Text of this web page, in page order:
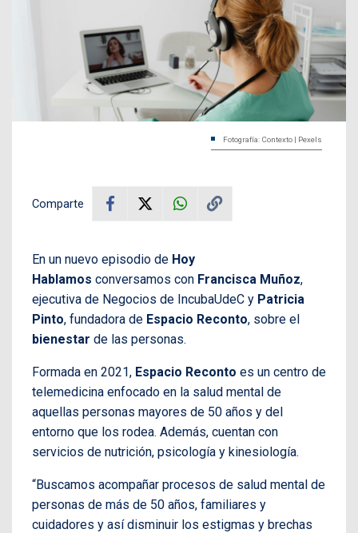
Fotografía: Contexto | Pexels
Comparte
En un nuevo episodio de Hoy
Hablamos conversamos con Francisca Muñoz,
ejecutiva de Negocios de IncubaUdeC y Patricia
Pinto, fundadora de Espacio Reconto, sobre el
bienestar de las personas.
Formada en 2021, Espacio Reconto es un centro de
telemedicina enfocado en la salud mental de
aquellas personas mayores de 50 años y del
entorno que los rodea. Además, cuentan con
servicios de nutrición, psicología y kinesiología.
“Buscamos acompañar procesos de salud mental de
personas de más de 50 años, familiares y
cuidadores y así disminuir los estigmas y brechas